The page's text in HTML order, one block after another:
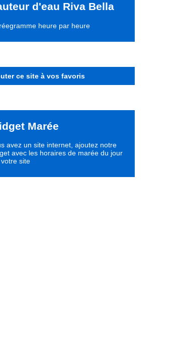
d'eau Riva Bella
heure par heure
ce site à vos favoris
Marée
avez un site internet, ajoutez notre
avec les horaires de marée du jour
site